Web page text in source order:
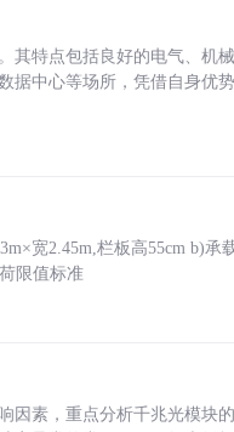
其特点包括良好的电气、机
据中心等场所，凭借自身优
宽2.45m,栏板高55cm b)承
限值标准
因素，重点分析千兆光模块